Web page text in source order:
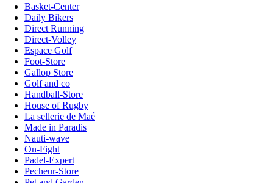
Basket-Center
Daily Bikers
Direct Running
Direct-Volley
Espace Golf
Foot-Store
Gallop Store
Golf and co
Handball-Store
House of Rugby
La sellerie de Maé
Made in Paradis
Nauti-wave
On-Fight
Padel-Expert
Pecheur-Store